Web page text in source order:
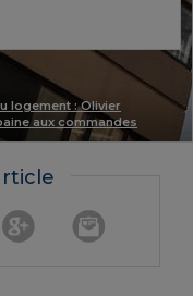
logement : Olivier
aux commandes